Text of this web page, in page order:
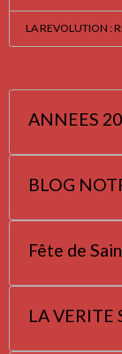
LA REVOLUTION :
ANNEES
BLOG
Fête de
LA VERITE